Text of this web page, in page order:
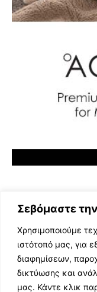
Σεβόμαστε
Χρησιμοποιούμε
ιστότοπό μας, για
διαφημίσεων,
δικτύωσης και
μας. Κάντε κλικ
ΕΛΛΗΝΙΚΗ ΜΟΥΣΙΚΗ
TV SHOWS